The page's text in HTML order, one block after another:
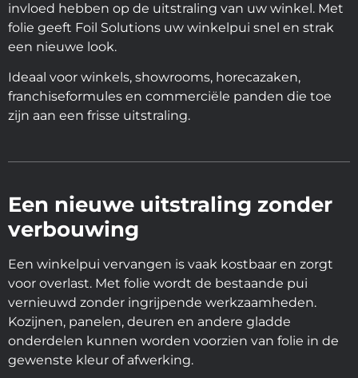
invloed hebben op de uitstraling van uw winkel. Met
folie geeft Foil Solutions uw winkelpui snel en strak
een nieuwe look.
Ideaal voor winkels, showrooms, horecazaken,
franchiseformules en commerciële panden die toe
zijn aan een frisse uitstraling.
Een nieuwe uitstraling zonder
verbouwing
Een winkelpui vervangen is vaak kostbaar en zorgt
voor overlast. Met folie wordt de bestaande pui
vernieuwd zonder ingrijpende werkzaamheden.
Kozijnen, panelen, deuren en andere gladde
onderdelen kunnen worden voorzien van folie in de
gewenste kleur of afwerking.